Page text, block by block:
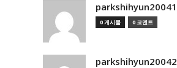
parkshihyun20041
0 게시물 0 코멘트
parkshihyun20042